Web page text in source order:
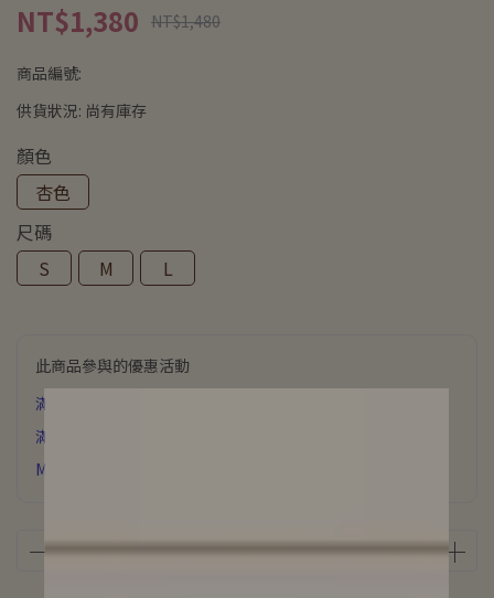
NT$1,380 NT$1,480
商品編號:
供貨狀況: 尚有庫存
顏色
杏色
尺碼
S
M L
此商品參與的優惠活動
滿6000元 贈 氣質飾品
滿3500元贈 星辰誓約項鍊
MUFAN浪漫花園香氛片下單即贈